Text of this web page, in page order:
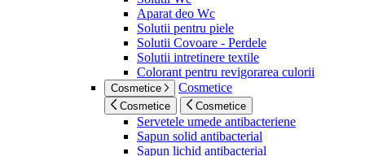
Aparat deo Wc
Solutii pentru piele
Solutii Covoare - Perdele
Solutii intretinere textile
Colorant pentru revigorarea culorii
Cosmetice Cosmetice
Cosmetice Cosmetice
Servetele umede antibacteriene
Sapun solid antibacterial
Sapun lichid antibacterial